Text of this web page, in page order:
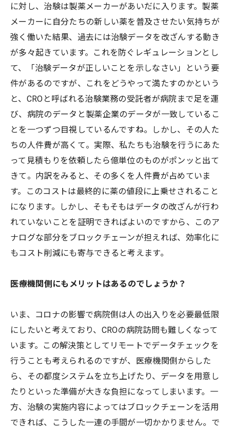
に対し、治験は製薬メーカーがあいだに入ります。製薬
メーカーに自分たちの新しい薬を普及させたい気持ちが
強く働いた結果、過去には治験データを改ざんする動き
が多々起きています。これを防ぐレギュレーションとし
て、「治験データが正しいことを示しなさい」という要
件があるのですが、これをどうやって満たすのかという
と、CROと呼ばれる治験業務の受託者が病院まで足を運
び、病院のデータと製薬企業のデータが一致しているこ
とを一つずつ目視しているんですね。しかし、その人た
ちの人件費が高くて。実際、私たちも治験を行うにあた
って見積もりを依頼したら億単位のものがポンッと出て
きて。内訳をみると、その多くを人件費が占めていま
す。このコストは最終的に薬の値段に上乗せされること
になります。しかし、そもそもはデータの改ざんが行わ
れていないことを証明できればよいのですから、このア
ナログな部分をブロックチェーンが担えれば、効率化に
もコスト削減にも寄与できると考えます。
――医療機関側にもメリットはあるのでしょうか？
いま、コロナの影響で病院側は人の出入りを必要最低限
にしたいと考えており、CROの病院訪問も難しくなって
います。この解決策としてリモートでデータチェックを
行うことも考えられるのですが、医療機関側からした
ら、その都度システムを立ち上げたり、データを用意し
たりといった準備が大きな負担になってしまいます。一
方、治験の実施内容によってはブロックチェーンを活用
できれば、こうした一連の手間が一切かかりません。で